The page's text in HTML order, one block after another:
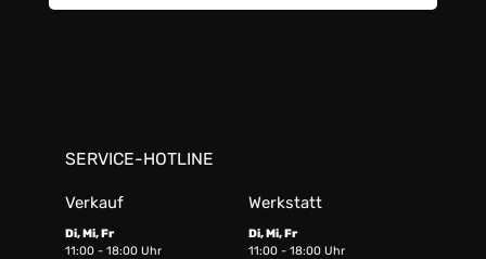
SERVICE-HOTLINE
Verkauf Werkstatt
Di, Mi, Fr
11:00 - 18:00 Uhr
Di, Mi, Fr
11:00 - 18:00 Uhr